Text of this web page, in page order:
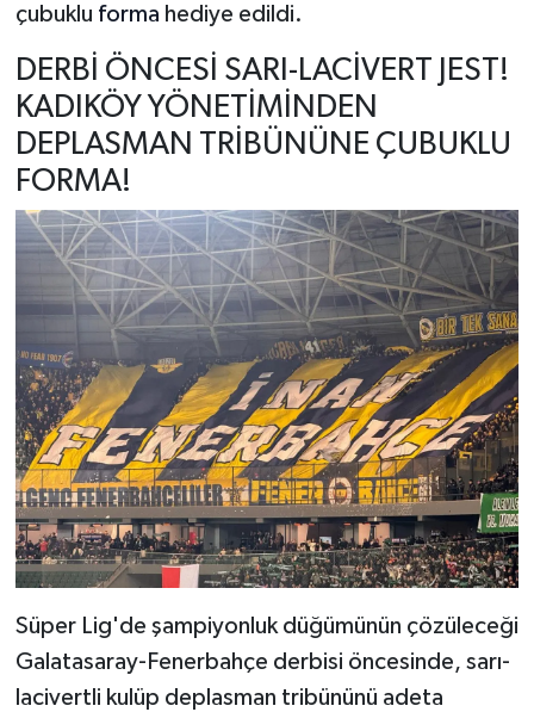
çubuklu forma hediye edildi.
DERBİ ÖNCESİ SARI-LACİVERT JEST!
KADIKÖY YÖNETİMİNDEN
DEPLASMAN TRİBÜNÜNE ÇUBUKLU
FORMA!
Süper Lig'de şampiyonluk düğümünün çözüleceği
Galatasaray-Fenerbahçe derbisi öncesinde, sarı-
lacivertli kulüp deplasman tribününü adeta